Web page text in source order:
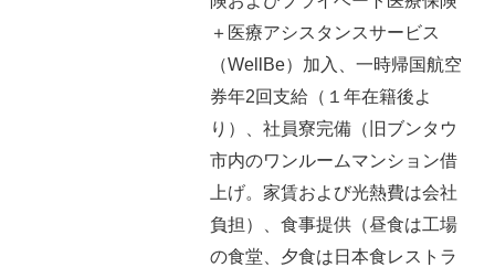
＋医療アシスタンスサービス
（WellBe）加入、一時帰国航空
券年2回支給（１年在籍後よ
り）、社員寮完備（旧ブンタウ
市内のワンルームマンション借
上げ。家賃および光熱費は会社
負担）、食事提供（昼食は工場
の食堂、夕食は日本食レストラ